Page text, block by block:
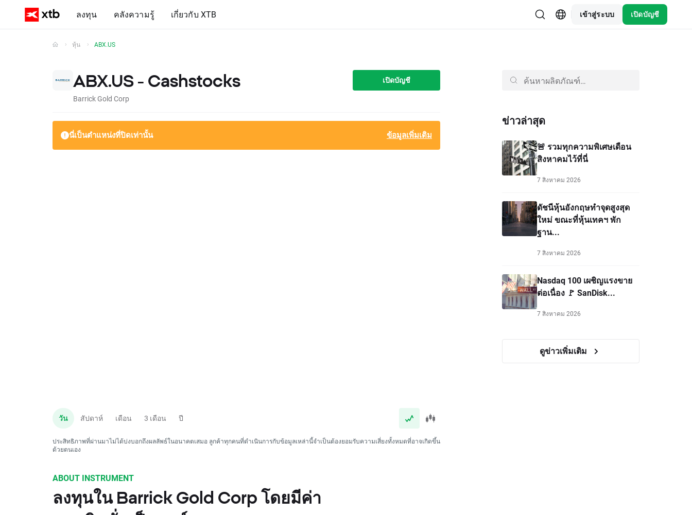
ลงทุน คลังความรู้ เกี่ยวกับ XTB เข้าสู่ระบบ เปิดบัญชี
หุ้น ABX.US
ABX.US - Cashstocks
Barrick Gold Corp
เปิดบัญชี
นี่เป็นตำแหน่งที่ปิดเท่านั้น ข้อมูลเพิ่มเติม
วัน สัปดาห์ เดือน 3 เดือน ปี
ประสิทธิภาพที่ผ่านมาไม่ได้บ่งบอกถึงผลลัพธ์ในอนาคตเสมอ ลูกค้าทุกคนที่ดำเนินการกับข้อมูลเหล่านี้จำเป็นต้องยอมรับความเสี่ยงทั้งหมดที่อาจเกิดขึ้น
ด้วยตนเอง
ข่าวล่าสุด
🚨 รวมทุกความพิเศษเดือน
สิงหาคมไว้ที่นี่
7 สิงหาคม 2026
ดัชนีหุ้นอังกฤษทำจุดสูงสุด
ใหม่ ขณะที่หุ้นเทคฯ พัก
ฐาน...
7 สิงหาคม 2026
Nasdaq 100 เผชิญแรงขาย
ต่อเนื่อง 🚩 SanDisk...
7 สิงหาคม 2026
ดูข่าวเพิ่มเติม
ABOUT INSTRUMENT
ลงทุนใน Barrick Gold Corp โดยมีค่า